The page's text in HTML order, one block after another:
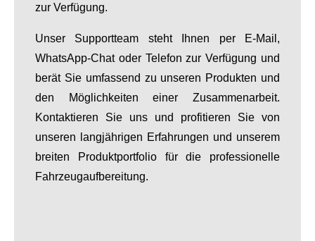
zur Verfügung.
Unser Supportteam steht Ihnen per E-Mail,
WhatsApp-Chat oder Telefon zur Verfügung und
berät Sie umfassend zu unseren Produkten und
den Möglichkeiten einer Zusammenarbeit.
Kontaktieren Sie uns und profitieren Sie von
unseren langjährigen Erfahrungen und unserem
breiten Produktportfolio für die professionelle
Fahrzeugaufbereitung.